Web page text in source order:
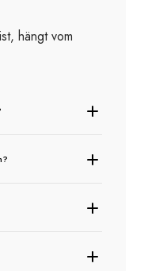
hängt vom